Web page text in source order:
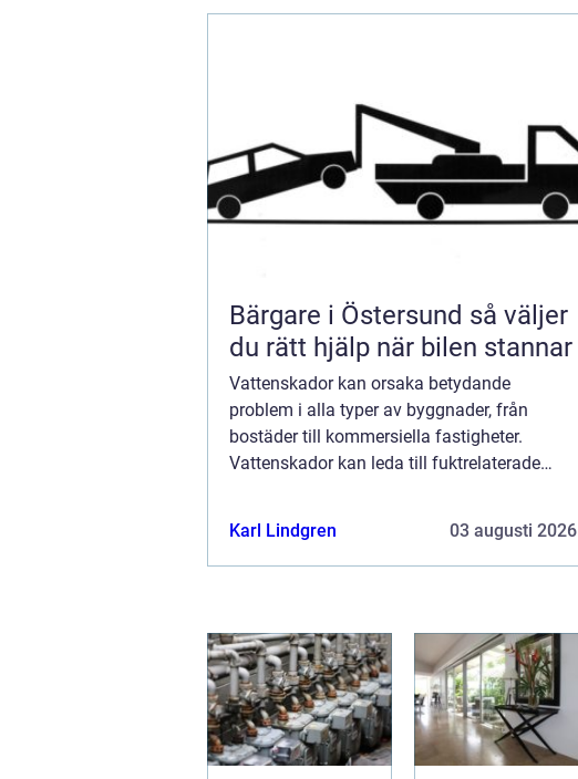
Bärgare i Östersund så väljer
du rätt hjälp när bilen stannar
Vattenskador kan orsaka betydande
problem i alla typer av byggnader, från
bostäder till kommersiella fastigheter.
Vattenskador kan leda till fuktrelaterade
Karl Lindgren 03 augusti 2026